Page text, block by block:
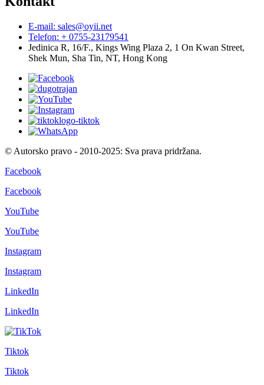
E-mail: sales@oyii.net
Telefon: + 0755-23179541
Jedinica R, 16/F., Kings Wing Plaza 2, 1 On Kwan Street,
Shek Mun, Sha Tin, NT, Hong Kong
© Autorsko pravo - 2010-2025: Sva prava pridržana.
Facebook
Facebook
YouTube
YouTube
Instagram
Instagram
LinkedIn
LinkedIn
Tiktok
Tiktok